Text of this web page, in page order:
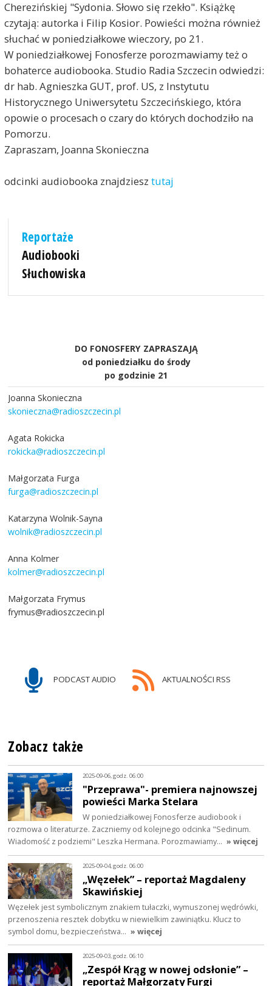
Cherezińskiej "Sydonia. Słowo się rzekło". Książkę
czytają: autorka i Filip Kosior. Powieści można również
słuchać w poniedziałkowe wieczory, po 21.
W poniedziałkowej Fonosferze porozmawiamy też o
bohaterce audiobooka. Studio Radia Szczecin odwiedzi:
dr hab. Agnieszka GUT, prof. US, z Instytutu
Historycznego Uniwersytetu Szczecińskiego, która
opowie o procesach o czary do których dochodziło na
Pomorzu.
Zapraszam, Joanna Skonieczna
odcinki audiobooka znajdziesz tutaj
Reportaże
Audiobooki
Słuchowiska
DO FONOSFERY ZAPRASZAJĄ
od poniedziałku do środy
po godzinie 21
Joanna Skonieczna
skonieczna@radioszczecin.pl
Agata Rokicka
rokicka@radioszczecin.pl
Małgorzata Furga
furga@radioszczecin.pl
Katarzyna Wolnik-Sayna
wolnik@radioszczecin.pl
Anna Kolmer
kolmer@radioszczecin.pl
Małgorzata Frymus
frymus@radioszczecin.pl
PODCAST AUDIO AKTUALNOŚCI RSS
Zobacz także
2025-09-06, godz. 06:00
"Przeprawa"- premiera najnowszej
powieści Marka Stelara
W poniedziałkowej Fonosferze audiobook i
rozmowa o literaturze. Zaczniemy od kolejnego odcinka "Sedinum.
Wiadomość z podziemi" Leszka Hermana. Porozmawiamy… » więcej
2025-09-04, godz. 06:00
„Węzełek” – reportaż Magdaleny
Skawińskiej
Węzełek jest symbolicznym znakiem tułaczki, wymuszonej wędrówki,
przenoszenia resztek dobytku w niewielkim zawiniątku. Klucz to
symbol domu, bezpieczeństwa… » więcej
2025-09-03, godz. 06:10
„Zespół Krąg w nowej odsłonie” –
reportaż Małgorzaty Furgi